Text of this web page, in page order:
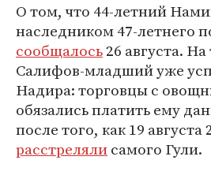
О том, что 44-летний
наследником 47-летнего
сообщалось26 августа.
Салифов-младший уже
Надира: торговцы с
обязались платить ему
после того, как 19 августа
расстрелялисамого Гули.